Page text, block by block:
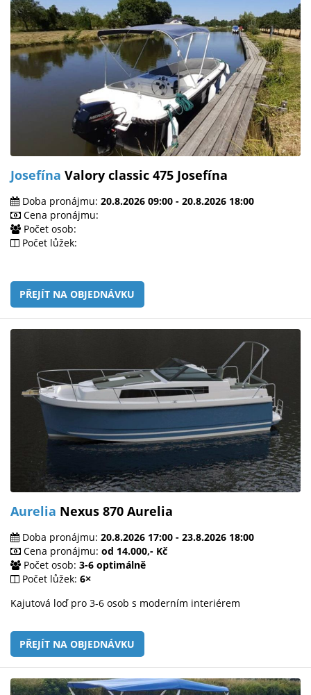
Josefína Valory classic 475 Josefína
Doba pronájmu: 20.8.2026 09:00 - 20.8.2026 18:00
Cena pronájmu:
Počet osob:
Počet lůžek:
PŘEJÍT NA OBJEDNÁVKU
Aurelia Nexus 870 Aurelia
Doba pronájmu: 20.8.2026 17:00 - 23.8.2026 18:00
Cena pronájmu: od 14.000,- Kč
Počet osob: 3-6 optimálně
Počet lůžek: 6×
Kajutová loď pro 3-6 osob s moderním interiérem
PŘEJÍT NA OBJEDNÁVKU